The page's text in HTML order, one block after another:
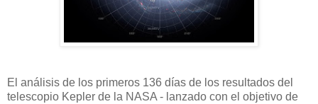
El análisis de los primeros 136 días de los resultados del
telescopio Kepler de la NASA - lanzado con el objetivo de